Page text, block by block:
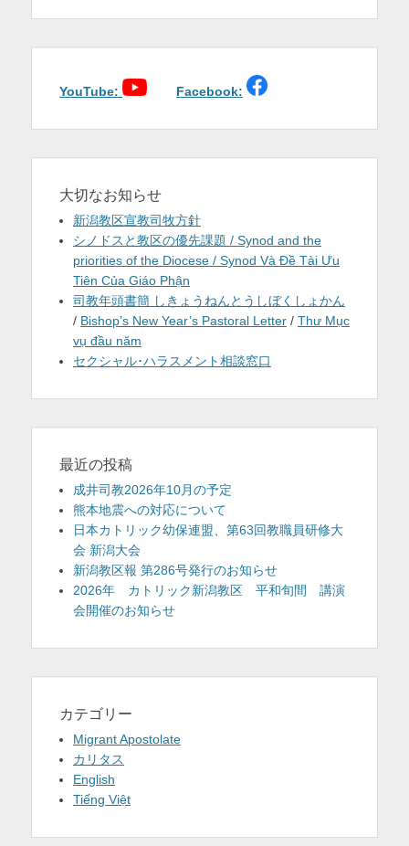
ツ
を
ー
ョ
YouTube: Facebook:
大切なお知らせ
新潟教区宣教司牧方針
シノドスと教区の優先課題 / Synod and the
priorities of the Diocese / Synod Và Đề Tài Ưu
Tiên Của Giáo Phận
司教年頭書簡 しきょうねんとうしぼくしょかん
/ Bishop’s New Year’s Pastoral Letter / Thư Mục
vụ đầu năm
セクシャル･ハラスメント相談窓口
最近の投稿
成井司教2026年10月の予定
熊本地震への対応について
日本カトリック幼保連盟、第63回教職員研修大
会 新潟大会
新潟教区報 第286号発行のお知らせ
2026年 カトリック新潟教区 平和旬間 講演
会開催のお知らせ
カテゴリー
Migrant Apostolate
カリタス
English
Tiếng Việt